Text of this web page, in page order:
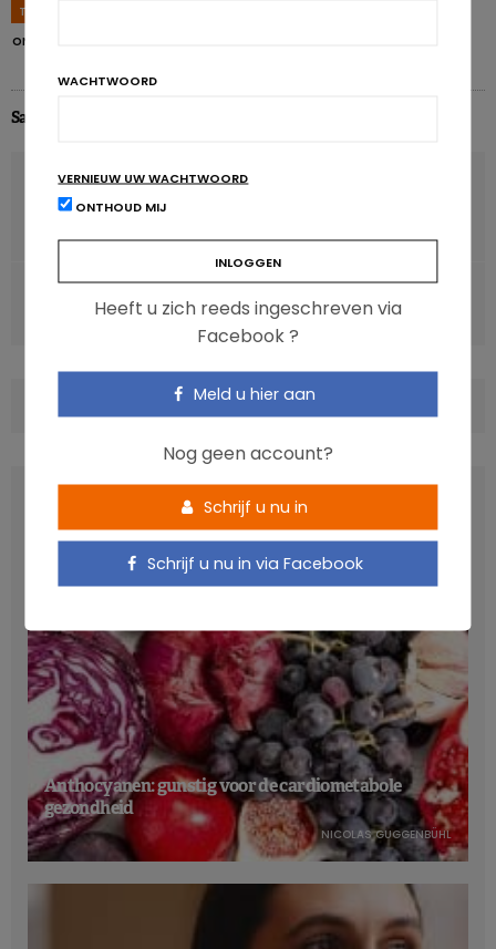
TAGS
ONTSTEKINGSREACTIE
Sara Nasri
VORIG ARTIKEL
Een oneindige strijd tussen consument &
VOLGENDE ARTIKEL
Geen koolhydraatarm dieet tijdens de zwangerschap!
Anthocyanen: gunstig voor de cardiometabole
gezondheid
NICOLAS GUGGENBÜHL
WACHTWOORD
VERNIEUW UW WACHTWOORD
ONTHOUD MIJ
Heeft u zich reeds ingeschreven via
Facebook ?
Meld u hier aan
Nog geen account?
Schrijf u nu in
Schrijf u nu in via Facebook